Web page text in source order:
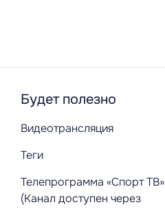
Будет полезно
Видеотрансляция
Теги
Телепрограмма «Спорт ТВ»
(Канал доступен через